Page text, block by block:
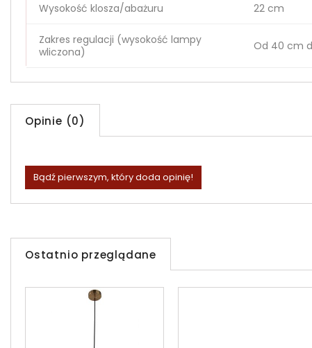
Wysokość klosza/abażuru 22 cm
Zakres regulacji (wysokość lampy
wliczona)
Od 40 cm
Opinie (0)
Bądź pierwszym, który doda opinię!
Ostatnio przeglądane